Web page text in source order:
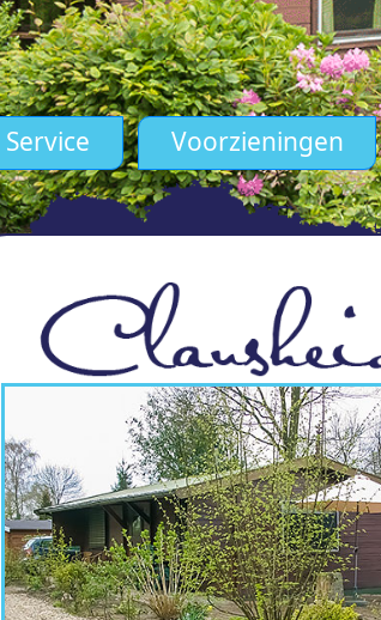
Service Voorzieningen